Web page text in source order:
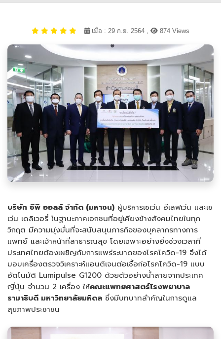
เมื่อ : 29 ก.ย. 2564 , 874 Views
บริษัท ซีพี ออลล์ จำกัด (มหาชน) ผู้บริหารเซเว่น อีเลฟเว่น และเซ
เว่น เดลิเวอรี่ ในฐานะภาคเอกชนที่อยู่เคียงข้างสังคมไทยในทุก
วิกฤต มีความมุ่งมั่นที่จะสนับสนุนภารกิจของบุคลากรทางการ
แพทย์ และเจ้าหน้าที่สาธารณสุข โดยเฉพาะอย่างยิ่งช่วงเวลาที่
ประเทศไทยต้องเผชิญกับการแพร่ระบาดของโรคโควิด-19 จึงได้
มอบเครื่องตรวจวิเคราะห์แอนติเจนต่อเชื้อก่อโรคโควิด-19 แบบ
อัตโนมัติ Lumipulse G1200 ด้วยตัวอย่างน้ำลายจากประเทศ
ญี่ปุ่น จำนวน 2 เครื่อง ให้คณะแพทยศาสตร์โรงพยาบาล
รามาธิบดี มหาวิทยาลัยมหิดล ซึ่งมีบทบาทสำคัญในการดูแล
สุขภาพประชาชน